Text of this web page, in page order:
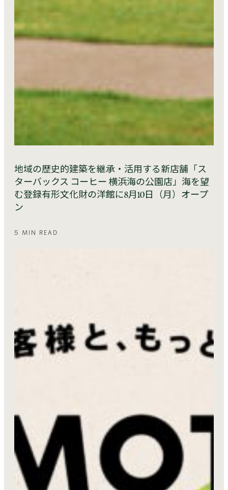
地域の歴史的建築を継承・活用する新店舗「ス
ターバックス コーヒー 横浜海の公園店」海を望
む登録有形文化財の洋館に8月10日（月）オープ
ン
5 MIN READ